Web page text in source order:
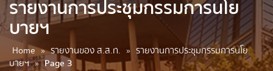
รายงานการประชุมกรรมการนโย
บายฯ
Home » รายงานของ ส.ส.ท. » รายงานการประชุมกรรมการนโย
บายฯ » Page 3